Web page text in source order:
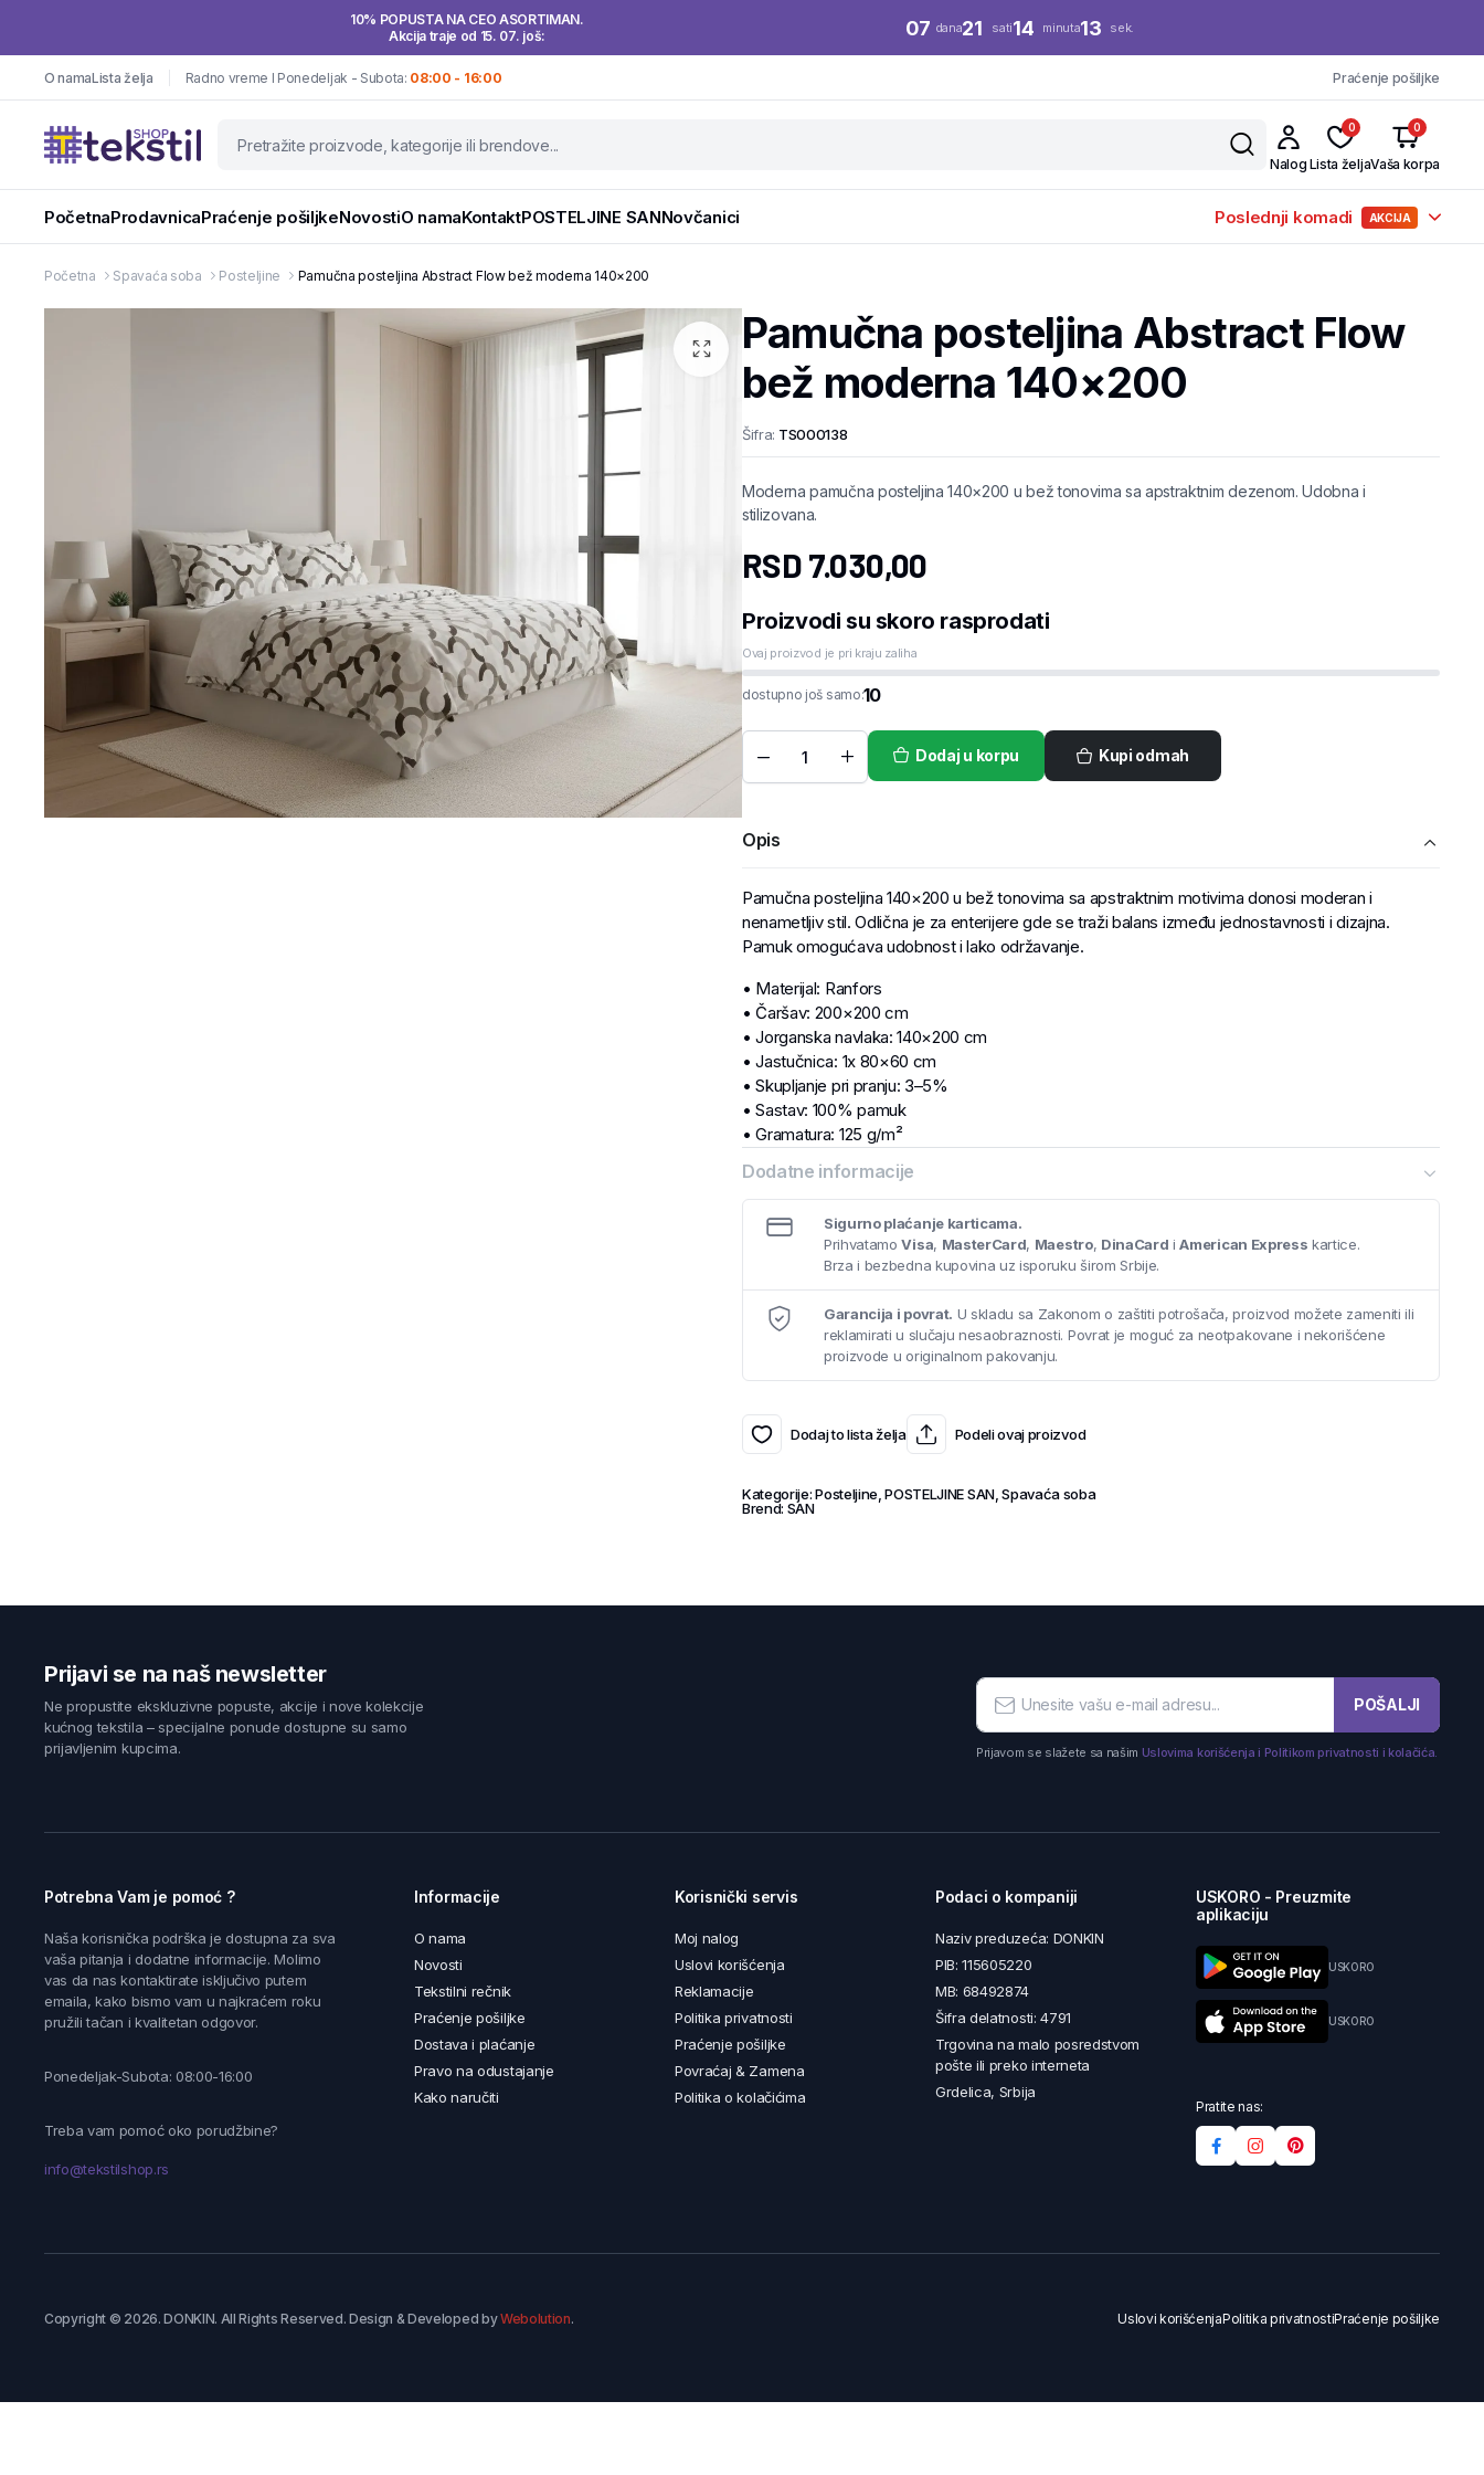
10% POPUSTA NA CEO ASORTIMAN.
Akcija traje od 15. 07. još:
07 dana21 sati14 minuta12 sek.
O namaLista želja Radno vreme I Ponedeljak - Subota: 08:00 - 16:00 Praćenje pošiljke
Nalog
0
Lista želja
0
Vaša korpa
PočetnaProdavnicaPraćenje pošiljkeNovostiO namaKontaktPOSTELJINE SANNovčanici Poslednji komadi AKCIJA
Početna Spavaća soba Posteljine Pamučna posteljina Abstract Flow bež moderna 140×200
Pamučna posteljina Abstract Flow
bež moderna 140×200
Šifra: TS000138
Moderna pamučna posteljina 140×200 u bež tonovima sa apstraktnim dezenom. Udobna i
stilizovana.
RSD7.030,00
Proizvodi su skoro rasprodati
Ovaj proizvod je pri kraju zaliha
dostupno još samo:10
Dodaj u korpu Kupi odmah
Opis
Pamučna posteljina 140×200 u bež tonovima sa apstraktnim motivima donosi moderan i
nenametljiv stil. Odlična je za enterijere gde se traži balans između jednostavnosti i dizajna.
Pamuk omogućava udobnost i lako održavanje.
• Materijal: Ranfors
• Čaršav: 200×200 cm
• Jorganska navlaka: 140×200 cm
• Jastučnica: 1x 80×60 cm
• Skupljanje pri pranju: 3–5%
• Sastav: 100% pamuk
• Gramatura: 125 g/m²
Dodatne informacije
Sigurno plaćanje karticama.
PrihvatamoVisa, MasterCard, Maestro, DinaCard iAmerican Express kartice.
Brza i bezbedna kupovina uz isporuku širom Srbije.
Garancija i povrat. U skladu sa Zakonom o zaštiti potrošača, proizvod možete zameniti ili
reklamirati u slučaju nesaobraznosti. Povrat je moguć za neotpakovane i nekorišćene
proizvode u originalnom pakovanju.
Dodaj to lista želja Podeli ovaj proizvod
Kategorije:Posteljine ,POSTELJINE SAN,Spavaća soba
Brend: SAN
Prijavi se na naš newsletter
Ne propustite ekskluzivne popuste, akcije i nove kolekcije
kućnog tekstila – specijalne ponude dostupne su samo
prijavljenim kupcima.
POŠALJI
Prijavom se slažete sa našim Uslovima korišćenja i Politikom privatnosti i kolačića.
Potrebna Vam je pomoć ?
Naša korisnička podrška je dostupna za sva
vaša pitanja i dodatne informacije. Molimo
vas da nas kontaktirate isključivo putem
emaila, kako bismo vam u najkraćem roku
pružili tačan i kvalitetan odgovor.
Ponedeljak-Subota: 08:00-16:00
Treba vam pomoć oko porudžbine?
info@tekstilshop.rs
Informacije
O nama
Novosti
Tekstilni rečnik
Praćenje pošiljke
Dostava i plaćanje
Pravo na odustajanje
Kako naručiti
Korisnički servis
Moj nalog
Uslovi korišćenja
Reklamacije
Politika privatnosti
Praćenje pošiljke
Povraćaj & Zamena
Politika o kolačićima
Podaci o kompaniji
Naziv preduzeća: DONKIN
PIB: 115605220
MB: 68492874
Šifra delatnosti: 4791
Trgovina na malo posredstvom
pošte ili preko interneta
Grdelica, Srbija
USKORO - Preuzmite
aplikaciju
USKORO
USKORO
Pratite nas:
Copyright © 2026. DONKIN. All Rights Reserved. Design & Developed byWebolution. Uslovi korišćenjaPolitika privatnostiPraćenje pošiljke